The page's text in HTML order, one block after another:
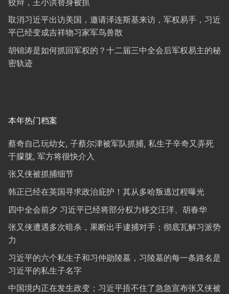
取消习近平出访美国，邀请泽连斯基来访，军权易手，习近
平已经变成吉祥物习家军鸟兽散
胡锦涛是如何抓回军权的？十二届三中全会后军权易主的秘
密轨迹
本年热门档案
蔡奇自己玩幼女, 子蔡尔津被军队抓捕, 私生子辛奇又弄死
于朦胧, 军方将很快介入
张又侠被抓捕细节
韩正已经在英国寻求政治庇护！其从多哈叛逃过程曝光
四中全会前夕 习近平已经将部分权力移交汪洋、胡春华
张又侠遭遇多次暗杀，果断出手逮捕对手；彻底瓦解习派势
力
习近平的六个私生子和习仲勋陵墓，习陵墓的每一条路名是
习近平的私生子名字
中国境内正在发生政变；习近平捂不住了急急宣布张又侠被